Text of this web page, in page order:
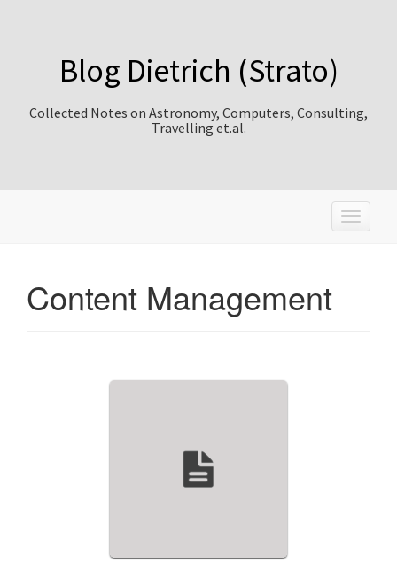
Blog Dietrich (Strato)
Collected Notes on Astronomy, Computers, Consulting,
Travelling et.al.
T
o
Content Management